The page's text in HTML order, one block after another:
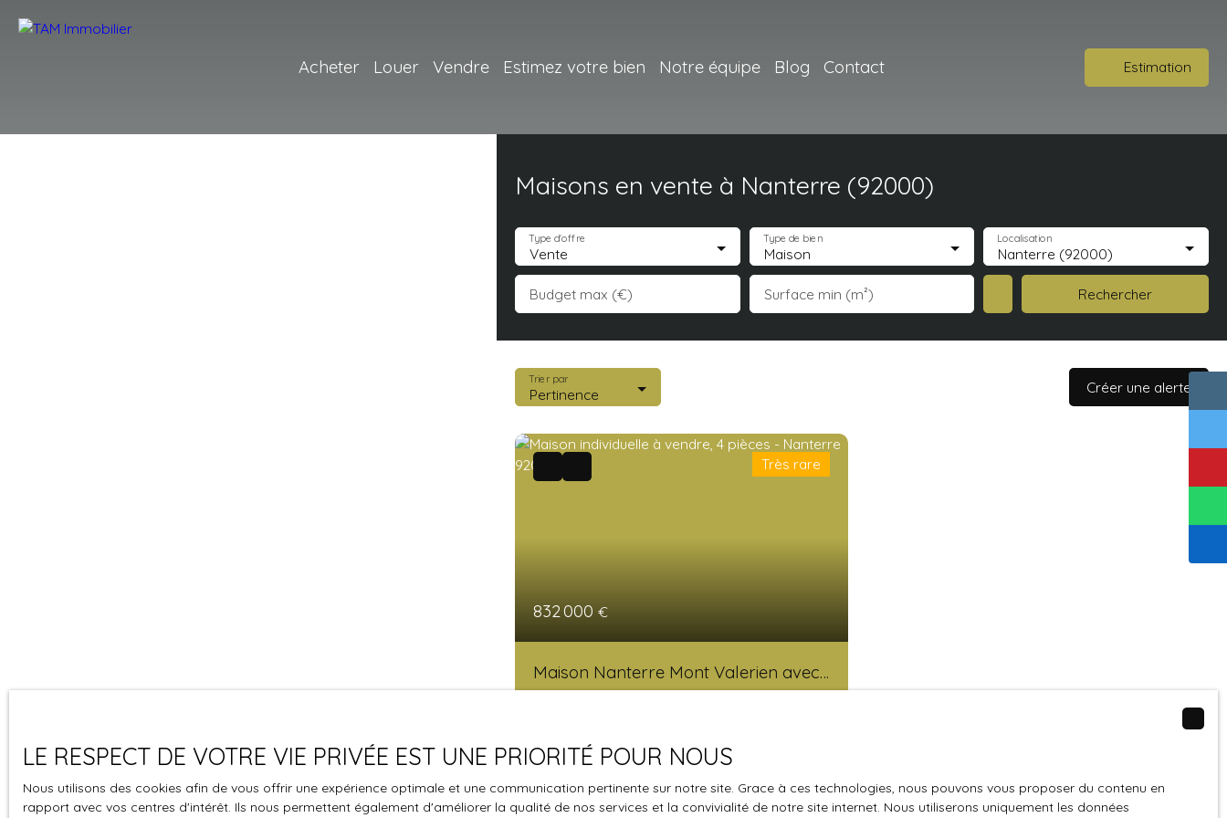
Acheter Louer Vendre Estimez votre bien Notre équipe Blog Contact Estimation
Maisons en vente à Nanterre (92000)
Vente
Type d'offre
Maison
Type de bien
Nanterre (92000)
Localisation
Budget max (€) Surface min (m²) Rechercher
Pertinence
Trier par Créer une alerte
832 000 €
Très rare
Maison Nanterre Mont Valerien avec
gros potentiel extension ou
vendre : à Nanterre (92000), découvrez cette
maison de 4 pièces de 80 m² et de 212 m² de
terrain. Cette maison, avec une exposition
LE RESPECT DE VOTRE VIE PRIVÉE EST UNE PRIORITÉ POUR NOUS
Nous utilisons des cookies afin de vous offrir une expérience optimale et une communication pertinente sur notre site. Grace à ces technologies, nous pouvons vous proposer du contenu en
rapport avec vos centres d'intérêt. Ils nous permettent également d'améliorer la qualité de nos services et la convivialité de notre site internet. Nous utiliserons uniquement les données